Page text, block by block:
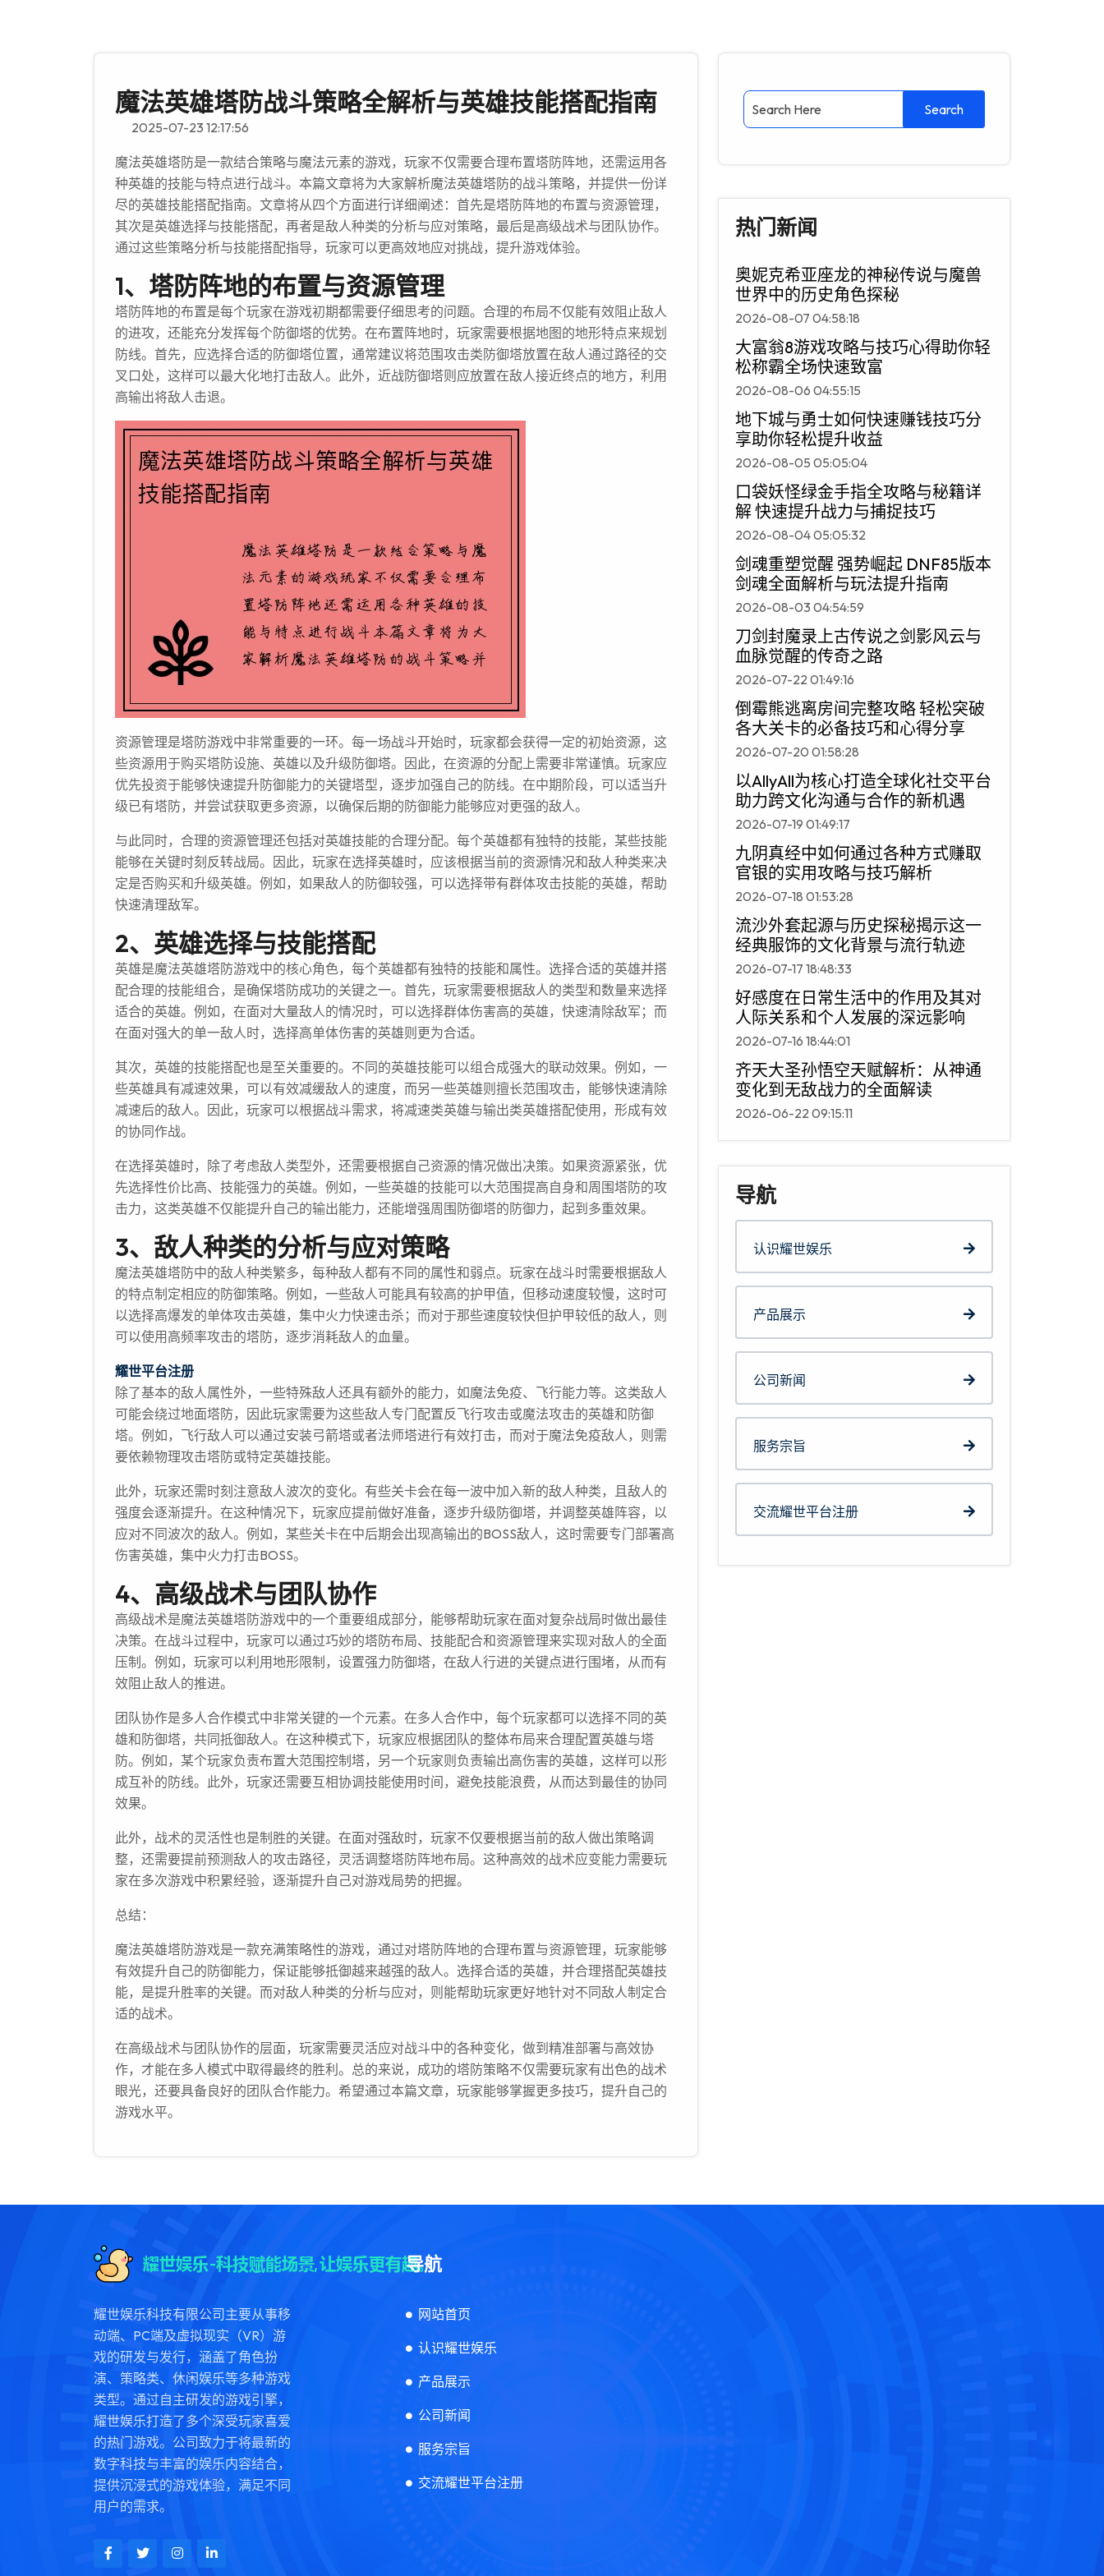
魔法英雄塔防战斗策略全解析与英雄技能搭配指南
2025-07-23 12:17:56
魔法英雄塔防是一款结合策略与魔法元素的游戏，玩家不仅需要合理布置塔防阵地，还需运用各
种英雄的技能与特点进行战斗。本篇文章将为大家解析魔法英雄塔防的战斗策略，并提供一份详
尽的英雄技能搭配指南。文章将从四个方面进行详细阐述：首先是塔防阵地的布置与资源管理，
其次是英雄选择与技能搭配，再者是敌人种类的分析与应对策略，最后是高级战术与团队协作。
通过这些策略分析与技能搭配指导，玩家可以更高效地应对挑战，提升游戏体验。
1、塔防阵地的布置与资源管理
塔防阵地的布置是每个玩家在游戏初期都需要仔细思考的问题。合理的布局不仅能有效阻止敌人
的进攻，还能充分发挥每个防御塔的优势。在布置阵地时，玩家需要根据地图的地形特点来规划
防线。首先，应选择合适的防御塔位置，通常建议将范围攻击类防御塔放置在敌人通过路径的交
叉口处，这样可以最大化地打击敌人。此外，近战防御塔则应放置在敌人接近终点的地方，利用
高输出将敌人击退。
资源管理是塔防游戏中非常重要的一环。每一场战斗开始时，玩家都会获得一定的初始资源，这
些资源用于购买塔防设施、英雄以及升级防御塔。因此，在资源的分配上需要非常谨慎。玩家应
优先投资于能够快速提升防御能力的关键塔型，逐步加强自己的防线。在中期阶段，可以适当升
级已有塔防，并尝试获取更多资源，以确保后期的防御能力能够应对更强的敌人。
与此同时，合理的资源管理还包括对英雄技能的合理分配。每个英雄都有独特的技能，某些技能
能够在关键时刻反转战局。因此，玩家在选择英雄时，应该根据当前的资源情况和敌人种类来决
定是否购买和升级英雄。例如，如果敌人的防御较强，可以选择带有群体攻击技能的英雄，帮助
快速清理敌军。
2、英雄选择与技能搭配
英雄是魔法英雄塔防游戏中的核心角色，每个英雄都有独特的技能和属性。选择合适的英雄并搭
配合理的技能组合，是确保塔防成功的关键之一。首先，玩家需要根据敌人的类型和数量来选择
适合的英雄。例如，在面对大量敌人的情况时，可以选择群体伤害高的英雄，快速清除敌军；而
在面对强大的单一敌人时，选择高单体伤害的英雄则更为合适。
其次，英雄的技能搭配也是至关重要的。不同的英雄技能可以组合成强大的联动效果。例如，一
些英雄具有减速效果，可以有效减缓敌人的速度，而另一些英雄则擅长范围攻击，能够快速清除
减速后的敌人。因此，玩家可以根据战斗需求，将减速类英雄与输出类英雄搭配使用，形成有效
的协同作战。
在选择英雄时，除了考虑敌人类型外，还需要根据自己资源的情况做出决策。如果资源紧张，优
先选择性价比高、技能强力的英雄。例如，一些英雄的技能可以大范围提高自身和周围塔防的攻
击力，这类英雄不仅能提升自己的输出能力，还能增强周围防御塔的防御力，起到多重效果。
3、敌人种类的分析与应对策略
魔法英雄塔防中的敌人种类繁多，每种敌人都有不同的属性和弱点。玩家在战斗时需要根据敌人
的特点制定相应的防御策略。例如，一些敌人可能具有较高的护甲值，但移动速度较慢，这时可
以选择高爆发的单体攻击英雄，集中火力快速击杀；而对于那些速度较快但护甲较低的敌人，则
可以使用高频率攻击的塔防，逐步消耗敌人的血量。
耀世平台注册
除了基本的敌人属性外，一些特殊敌人还具有额外的能力，如魔法免疫、飞行能力等。这类敌人
可能会绕过地面塔防，因此玩家需要为这些敌人专门配置反飞行攻击或魔法攻击的英雄和防御
塔。例如，飞行敌人可以通过安装弓箭塔或者法师塔进行有效打击，而对于魔法免疫敌人，则需
要依赖物理攻击塔防或特定英雄技能。
此外，玩家还需时刻注意敌人波次的变化。有些关卡会在每一波中加入新的敌人种类，且敌人的
强度会逐渐提升。在这种情况下，玩家应提前做好准备，逐步升级防御塔，并调整英雄阵容，以
应对不同波次的敌人。例如，某些关卡在中后期会出现高输出的BOSS敌人，这时需要专门部署高
伤害英雄，集中火力打击BOSS。
4、高级战术与团队协作
高级战术是魔法英雄塔防游戏中的一个重要组成部分，能够帮助玩家在面对复杂战局时做出最佳
决策。在战斗过程中，玩家可以通过巧妙的塔防布局、技能配合和资源管理来实现对敌人的全面
压制。例如，玩家可以利用地形限制，设置强力防御塔，在敌人行进的关键点进行围堵，从而有
效阻止敌人的推进。
团队协作是多人合作模式中非常关键的一个元素。在多人合作中，每个玩家都可以选择不同的英
雄和防御塔，共同抵御敌人。在这种模式下，玩家应根据团队的整体布局来合理配置英雄与塔
防。例如，某个玩家负责布置大范围控制塔，另一个玩家则负责输出高伤害的英雄，这样可以形
成互补的防线。此外，玩家还需要互相协调技能使用时间，避免技能浪费，从而达到最佳的协同
效果。
此外，战术的灵活性也是制胜的关键。在面对强敌时，玩家不仅要根据当前的敌人做出策略调
整，还需要提前预测敌人的攻击路径，灵活调整塔防阵地布局。这种高效的战术应变能力需要玩
家在多次游戏中积累经验，逐渐提升自己对游戏局势的把握。
总结：
魔法英雄塔防游戏是一款充满策略性的游戏，通过对塔防阵地的合理布置与资源管理，玩家能够
有效提升自己的防御能力，保证能够抵御越来越强的敌人。选择合适的英雄，并合理搭配英雄技
能，是提升胜率的关键。而对敌人种类的分析与应对，则能帮助玩家更好地针对不同敌人制定合
适的战术。
在高级战术与团队协作的层面，玩家需要灵活应对战斗中的各种变化，做到精准部署与高效协
作，才能在多人模式中取得最终的胜利。总的来说，成功的塔防策略不仅需要玩家有出色的战术
眼光，还要具备良好的团队合作能力。希望通过本篇文章，玩家能够掌握更多技巧，提升自己的
游戏水平。
热门新闻
奥妮克希亚座龙的神秘传说与魔兽
世界中的历史角色探秘
2026-08-07 04:58:18
大富翁8游戏攻略与技巧心得助你轻
松称霸全场快速致富
2026-08-06 04:55:15
地下城与勇士如何快速赚钱技巧分
享助你轻松提升收益
2026-08-05 05:05:04
口袋妖怪绿金手指全攻略与秘籍详
解 快速提升战力与捕捉技巧
2026-08-04 05:05:32
剑魂重塑觉醒 强势崛起 DNF85版本
剑魂全面解析与玩法提升指南
2026-08-03 04:54:59
刀剑封魔录上古传说之剑影风云与
血脉觉醒的传奇之路
2026-07-22 01:49:16
倒霉熊逃离房间完整攻略 轻松突破
各大关卡的必备技巧和心得分享
2026-07-20 01:58:28
以AllyAll为核心打造全球化社交平台
助力跨文化沟通与合作的新机遇
2026-07-19 01:49:17
九阴真经中如何通过各种方式赚取
官银的实用攻略与技巧解析
2026-07-18 01:53:28
流沙外套起源与历史探秘揭示这一
经典服饰的文化背景与流行轨迹
2026-07-17 18:48:33
好感度在日常生活中的作用及其对
人际关系和个人发展的深远影响
2026-07-16 18:44:01
齐天大圣孙悟空天赋解析：从神通
变化到无敌战力的全面解读
2026-06-22 09:15:11
导航
认识耀世娱乐
产品展示
公司新闻
服务宗旨
交流耀世平台注册
耀世娱乐科技有限公司主要从事移
动端、PC端及虚拟现实（VR）游
戏的研发与发行，涵盖了角色扮
演、策略类、休闲娱乐等多种游戏
类型。通过自主研发的游戏引擎，
耀世娱乐打造了多个深受玩家喜爱
的热门游戏。公司致力于将最新的
数字科技与丰富的娱乐内容结合，
提供沉浸式的游戏体验，满足不同
用户的需求。
导航
网站首页
认识耀世娱乐
产品展示
公司新闻
服务宗旨
交流耀世平台注册